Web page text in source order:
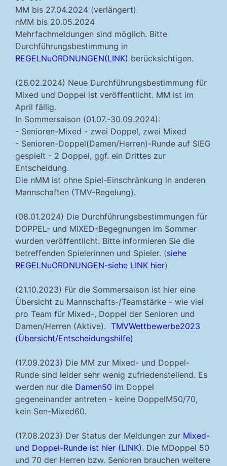
MM bis 27.04.2024 (verlängert)
nMM bis 20.05.2024
Mehrfachmeldungen sind möglich. Bitte
Durchführungsbestimmung in
REGELNuORDNUNGEN(LINK) berücksichtigen.
(26.02.2024) Neue Durchführungsbestimmung für
Mixed und Doppel ist veröffentlicht. MM ist im
April fällig.
In Sommersaison (01.07.-30.09.2024):
- Senioren-Mixed - zwei Doppel, zwei Mixed
- Senioren-Doppel(Damen/Herren)-Runde auf SIEG
gespielt - 2 Doppel, ggf. ein Drittes zur
Entscheidung.
Die nMM ist ohne Spiel-Einschränkung in anderen
Mannschaften (TMV-Regelung).
(08.01.2024) Die Durchführungsbestimmungen für
DOPPEL- und MIXED-Begegnungen im Sommer
wurden veröffentlicht. Bitte informieren Sie die
betreffenden Spielerinnen und Spieler. (siehe
REGELNuORDNUNGEN-siehe LINK hier)
(21.10.2023) Für die Sommersaison ist hier eine
Übersicht zu Mannschafts-/Teamstärke - wie viel
pro Team für Mixed-, Doppel der Senioren und
Damen/Herren (Aktive). TMVWettbewerbe2023
(Übersicht/Entscheidungshilfe)
(17.09.2023) Die MM zur Mixed- und Doppel-
Runde sind leider sehr wenig zufriedenstellend. Es
werden nur die Damen50 im Doppel
gegeneinander antreten - keine DoppelM50/70,
kein Sen-Mixed60.
(17.08.2023) Der Status der Meldungen zur Mixed-
und Doppel-Runde ist hier (LINK). Die MDoppel 50
und 70 der Herren bzw. Senioren brauchen weitere